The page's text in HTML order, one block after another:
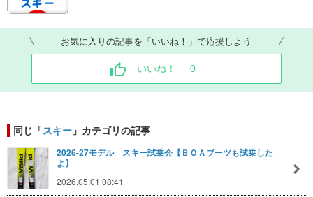
お気に入りの記事を「いいね！」で応援しよう
いいね！ 0
同じ「スキー 」カテゴリの記事
2026-27モデル スキー試乗会【ＢＯＡブーツも試乗した
よ】
2026.05.01 08:41